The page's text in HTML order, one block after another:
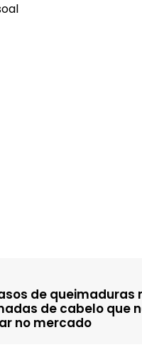
de queimaduras
de cabelo que
no mercado